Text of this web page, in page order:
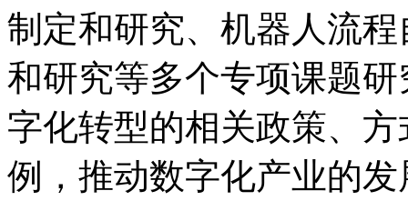
制定和研究、机器人流
和研究等多个专项课题
字化转型的相关政策、
例，推动数字化产业的发